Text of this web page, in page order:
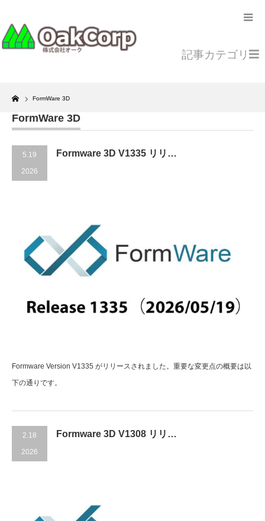
Home
FormWare 3D
記事カテゴリ
FormWare 3D
5.19
2026
Formware 3D V1335 リリ…
Formware Version V1335 がリリースされました。重要な変更点の概要は以
下の通りです。
2.18
2026
Formware 3D V1308 リリ…